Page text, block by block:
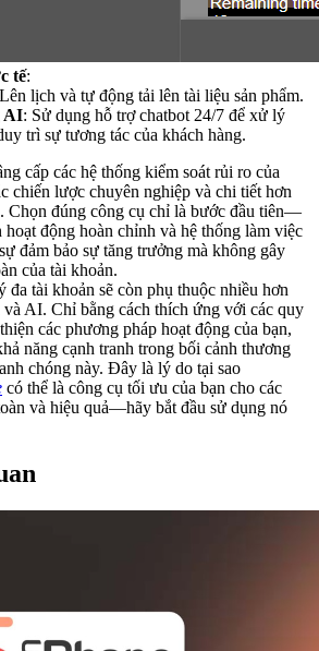
tế:
lịch và tự động tải lên tài liệu sản phẩm.
AI: Sử dụng hỗ trợ chatbot 24/7 để xử lý
trì sự tương tác của khách hàng.
cấp các hệ thống kiểm soát rủi ro của
chiến lược chuyên nghiệp và chi tiết hơn
Chọn đúng công cụ chỉ là bước đầu tiên—
động hoàn chỉnh và hệ thống làm việc
đảm bảo sự tăng trưởng mà không gây
của tài khoản.
đa tài khoản sẽ còn phụ thuộc nhiều hơn
và AI. Chỉ bằng cách thích ứng với các quy
các phương pháp hoạt động của bạn,
năng cạnh tranh trong bối cảnh thương
chóng này. Đây là lý do tại sao
có thể là công cụ tối ưu của bạn cho các
và hiệu quả—hãy bắt đầu sử dụng nó